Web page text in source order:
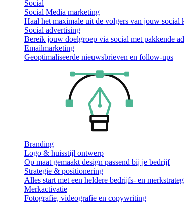
Social
Social Media marketing
Haal het maximale uit de volgers van jouw social
Social advertising
Bereik jouw doelgroep via social met pakkende
Emailmarketing
Geoptimaliseerde nieuwsbrieven en follow-ups
Branding
Logo & huisstijl ontwerp
Op maat gemaakt design passend bij je bedrijf
Strategie & positionering
Alles start met een heldere bedrijfs- en
Merkactivatie
Fotografie, videografie en copywriting